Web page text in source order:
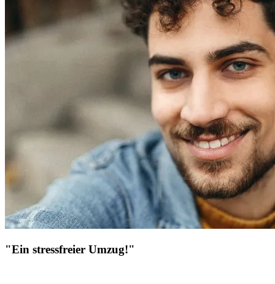
"Ein stressfreier Umzug!"